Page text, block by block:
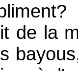
de la